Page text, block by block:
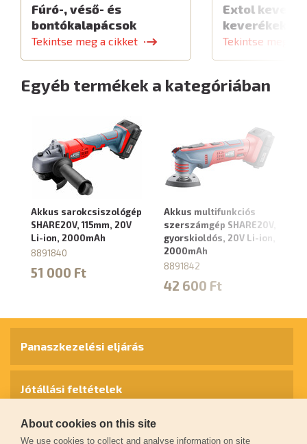
Fúró-, véső- és
bontókalapácsok
Tekintse meg a cikket
Extol
Tekintse meg a
Egyéb termékek a kategóriában
Akkus sarokcsiszológép
SHARE20V, 115mm, 20V
Li-ion, 2000mAh
8891840
51 000 Ft
Akkus multifunkciós
szerszámgép SHARE20V,
gyorskioldós, 20V Li-ion,
2000mAh
8891842
42 600 Ft
Panaszkezelési eljárás
Jótállási feltételek
Személyes adatok védelme
About cookies on this site
We use cookies to collect and analyse information on site